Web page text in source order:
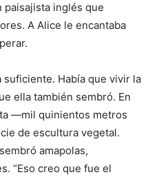
paisajista inglés que
A Alice le encantaba
Había que vivir la
ella también sembró. En
—mil quinientos metros
de escultura vegetal.
amapolas,
“Eso creo que fue el